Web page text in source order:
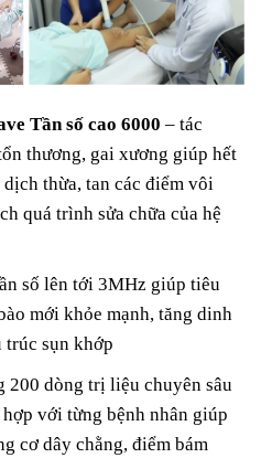
Tần số cao 6000 – tác
thương, gai xương giúp hết
thừa, tan các điểm vôi
quá trình sửa chữa của hệ
số lên tới 3MHz giúp tiêu
mới khỏe mạnh, tăng dinh
trúc sụn khớp
200 dòng trị liệu chuyên sâu
với từng bệnh nhân giúp
cơ dây chằng, điểm bám